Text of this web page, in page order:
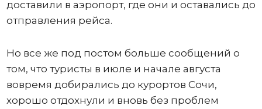
доставили в аэропорт, где они и оставались до
отправления рейса.
Но все же под постом больше сообщений о
том, что туристы в июле и начале августа
вовремя добирались до курортов Сочи,
хорошо отдохнули и вновь без проблем